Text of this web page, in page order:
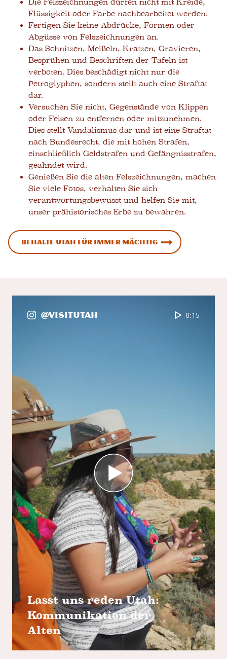
Die Felszeichnungen dürfen nicht mit Kreide,
Flüssigkeit oder Farbe nachbearbeitet werden.
Fertigen Sie keine Abdrücke, Formen oder
Abgüsse von Felszeichnungen an.
Das Schnitzen, Meißeln, Kratzen, Gravieren,
Besprühen und Beschriften der Tafeln ist
verboten. Dies beschädigt nicht nur die
Petroglyphen, sondern stellt auch eine Straftat
dar.
Versuchen Sie nicht, Gegenstände von Klippen
oder Felsen zu entfernen oder mitzunehmen.
Dies stellt Vandalismus dar und ist eine Straftat
nach Bundesrecht, die mit hohen Strafen,
einschließlich Geldstrafen und Gefängnisstrafen,
geahndet wird.
Genießen Sie die alten Felszeichnungen, machen
Sie viele Fotos, verhalten Sie sich
verantwortungsbewusst und helfen Sie mit,
unser prähistorisches Erbe zu bewahren.
Behalte Utah für immer mächtig
@VisitUtah 8:15
Lasst uns reden Utah:
Kommunikation der
Alten